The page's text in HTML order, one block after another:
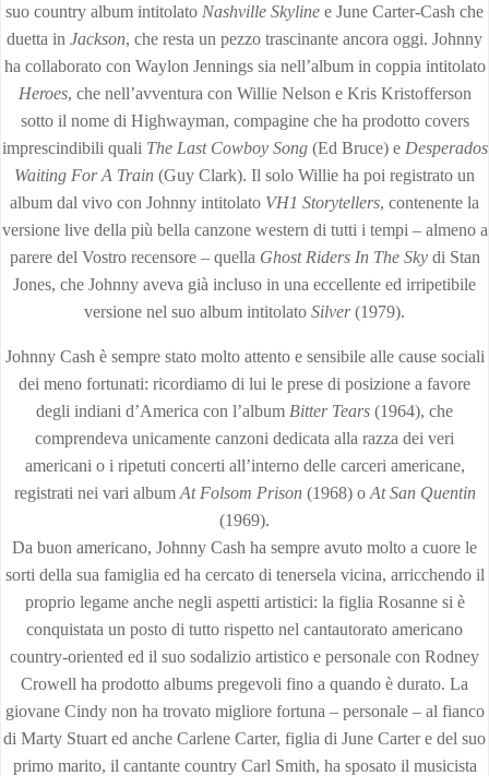
suo country album intitolato Nashville Skyline e June Carter-Cash che
duetta in Jackson, che resta un pezzo trascinante ancora oggi. Johnny
ha collaborato con Waylon Jennings sia nell’album in coppia intitolato
Heroes, che nell’avventura con Willie Nelson e Kris Kristofferson
sotto il nome di Highwayman, compagine che ha prodotto covers
imprescindibili quali The Last Cowboy Song (Ed Bruce) eDesperados
Waiting For A Train (Guy Clark). Il solo Willie ha poi registrato un
album dal vivo con Johnny intitolato VH1 Storytellers, contenente la
versione live della più bella canzone western di tutti i tempi – almeno a
parere del Vostro recensore – quella Ghost Riders In The Skydi Stan
Jones, che Johnny aveva già incluso in una eccellente ed irripetibile
versione nel suo album intitolato Silver(1979).
Johnny Cash è sempre stato molto attento e sensibile alle cause sociali
dei meno fortunati: ricordiamo di lui le prese di posizione a favore
degli indiani d’America con l’album Bitter Tears (1964), che
comprendeva unicamente canzoni dedicata alla razza dei veri
americani o i ripetuti concerti all’interno delle carceri americane,
registrati nei vari album At Folsom Prison(1968) o At San Quentin
(1969).
Da buon americano, Johnny Cash ha sempre avuto molto a cuore le
sorti della sua famiglia ed ha cercato di tenersela vicina, arricchendo il
proprio legame anche negli aspetti artistici: la figlia Rosanne si è
conquistata un posto di tutto rispetto nel cantautorato americano
country-oriented ed il suo sodalizio artistico e personale con Rodney
Crowell ha prodotto albums pregevoli fino a quando è durato. La
giovane Cindy non ha trovato migliore fortuna – personale – al fianco
di Marty Stuart ed anche Carlene Carter, figlia di June Carter e del suo
primo marito, il cantante country Carl Smith, ha sposato il musicista